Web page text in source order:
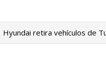
Hyundai retira vehículos de